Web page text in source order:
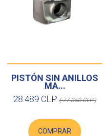
PISTÓN SIN ANILLOS
MA...
28.489 CLP ( 77.350 CLP )
COMPRAR